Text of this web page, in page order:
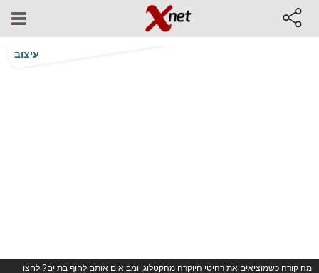
עיצוב
מה קורה כשמוציאים את רהיטי היוקרה מהקטלוג, ומביאים אותם לחוף בת ים? לחצו